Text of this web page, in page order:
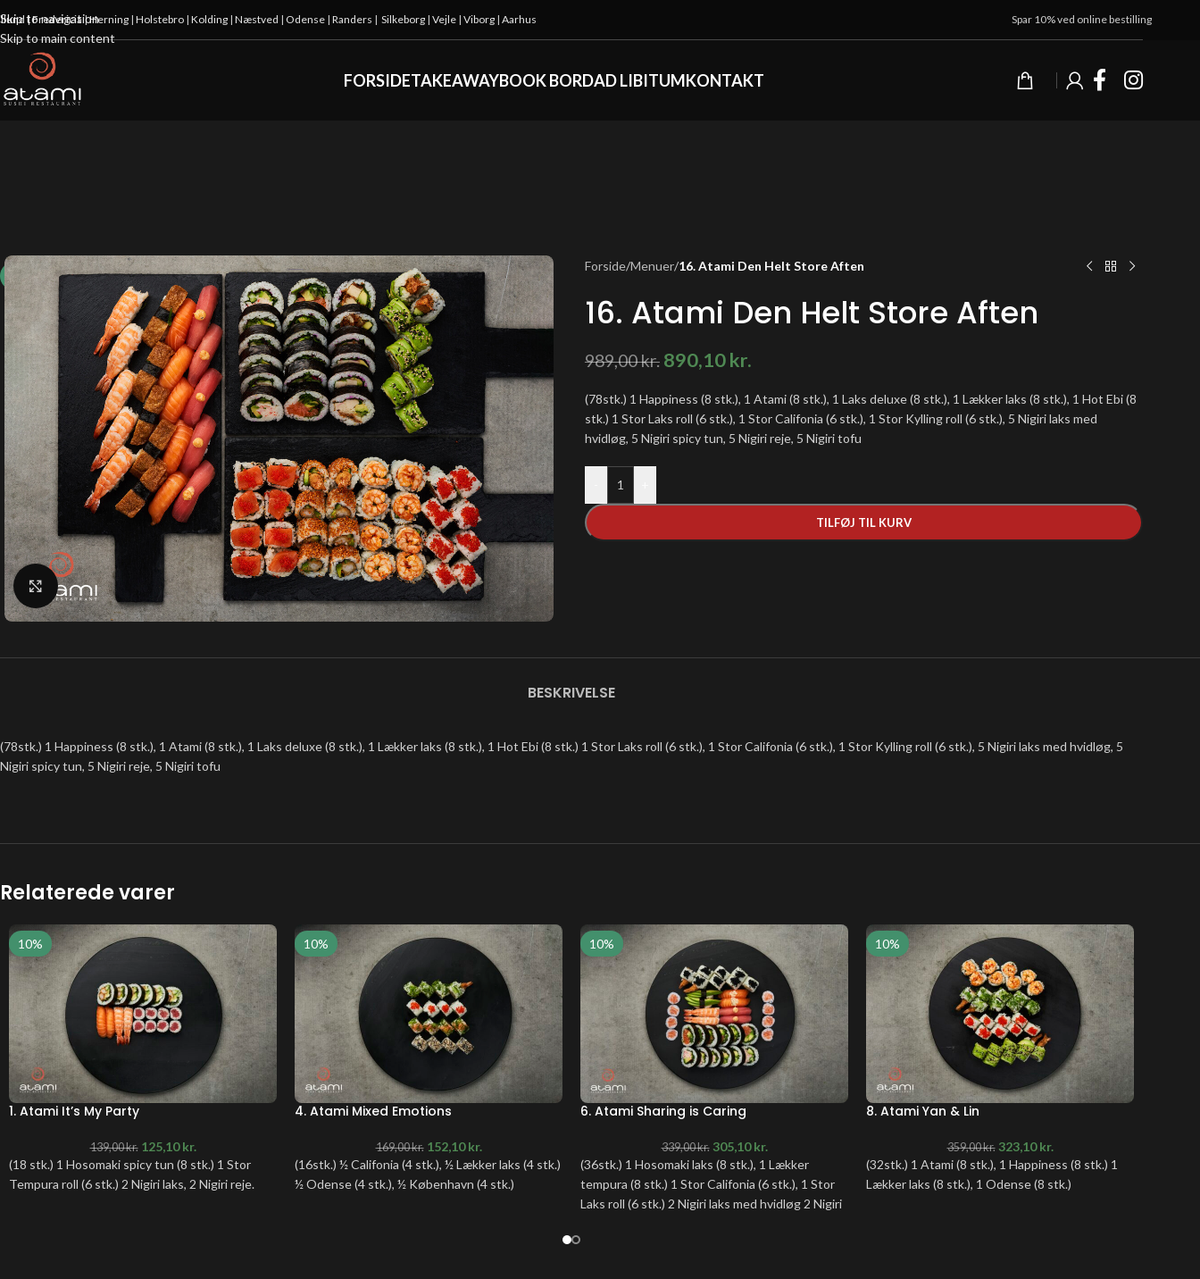
Skip to navigation
Skip to main content
|Fredericia|Herning | Holstebro | Kolding | Næstved | Odense | Randers | Silkeborg | Vejle | Viborg | Aarhus Spar 10% ved online bestilling
FORSIDETAKEAWAYBOOK BORDAD LIBITUMKONTAKT
10%
Klik for at forstørre
Forside/Menuer/16. Atami Den Helt Store Aften
16. Atami Den Helt Store Aften
989,00kr. 890,10kr.
(78stk.) 1 Happiness (8 stk.), 1 Atami (8 stk.), 1 Laks deluxe (8 stk.), 1 Lækker laks (8 stk.), 1 Hot Ebi (8
stk.) 1 Stor Laks roll (6 stk.), 1 Stor Califonia (6 stk.), 1 Stor Kylling roll (6 stk.), 5 Nigiri laks med
hvidløg, 5 Nigiri spicy tun, 5 Nigiri reje, 5 Nigiri tofu
TILFØJ TIL KURV
BESKRIVELSE
(78stk.) 1 Happiness (8 stk.), 1 Atami (8 stk.), 1 Laks deluxe (8 stk.), 1 Lækker laks (8 stk.), 1 Hot Ebi (8 stk.) 1 Stor Laks roll (6 stk.), 1 Stor Califonia (6 stk.), 1 Stor Kylling roll (6 stk.), 5 Nigiri laks med hvidløg, 5
Nigiri spicy tun, 5 Nigiri reje, 5 Nigiri tofu
Relaterede varer
10%
1. Atami It’s My Party
139,00kr. 125,10kr.
(18 stk.) 1 Hosomaki spicy tun (8 stk.) 1 Stor
Tempura roll (6 stk.) 2 Nigiri laks, 2 Nigiri reje.
10%
4. Atami Mixed Emotions
169,00kr. 152,10kr.
(16stk.) ½ Califonia (4 stk.), ½ Lækker laks (4 stk.)
½ Odense (4 stk.), ½ København (4 stk.)
10%
6. Atami Sharing is Caring
339,00kr. 305,10kr.
(36stk.) 1 Hosomaki laks (8 stk.), 1 Lækker
tempura (8 stk.) 1 Stor Califonia (6 stk.), 1 Stor
Laks roll (6 stk.) 2 Nigiri laks med hvidløg 2 Nigiri
10%
8. Atami Yan & Lin
359,00kr. 323,10kr.
(32stk.) 1 Atami (8 stk.), 1 Happiness (8 stk.) 1
Lækker laks (8 stk.), 1 Odense (8 stk.)